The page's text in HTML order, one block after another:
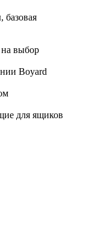
базовая
на выбор
Boyard
для ящиков